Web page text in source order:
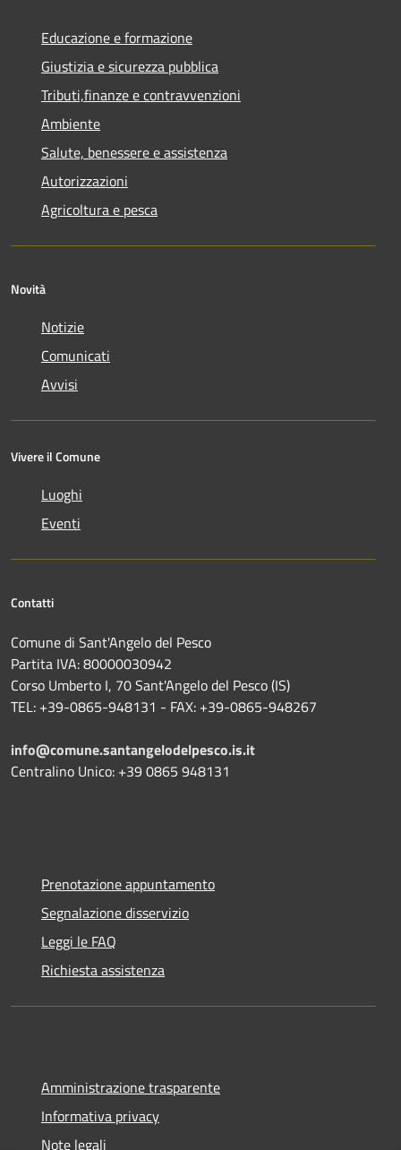
Educazione e formazione
Giustizia e sicurezza pubblica
Tributi,finanze e contravvenzioni
Ambiente
Salute, benessere e assistenza
Autorizzazioni
Agricoltura e pesca
Novità
Notizie
Comunicati
Avvisi
Vivere il Comune
Luoghi
Eventi
Contatti
Comune di Sant'Angelo del Pesco
Partita IVA: 80000030942
Corso Umberto I, 70 Sant'Angelo del Pesco (IS)
TEL: +39-0865-948131 - FAX: +39-0865-948267
info@comune.santangelodelpesco.is.it
Centralino Unico: +39 0865 948131
Prenotazione appuntamento
Segnalazione disservizio
Leggi le FAQ
Richiesta assistenza
Amministrazione trasparente
Informativa privacy
Note legali